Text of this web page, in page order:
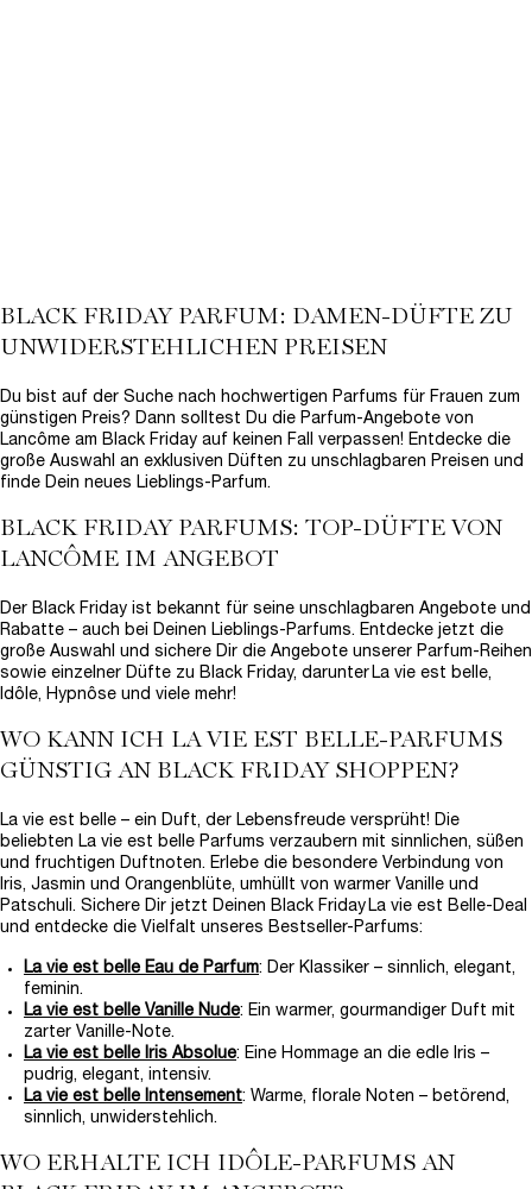
BLACK FRIDAY PARFUM: DAMEN-DÜFTE ZU
UNWIDERSTEHLICHEN PREISEN
Du bist auf der Suche nach hochwertigen Parfums für Frauen zum
günstigen Preis? Dann solltest Du die Parfum-Angebote von
Lancôme am Black Friday auf keinen Fall verpassen! Entdecke die
große Auswahl an exklusiven Düften zu unschlagbaren Preisen und
finde Dein neues Lieblings-Parfum.
BLACK FRIDAY PARFUMS: TOP-DÜFTE VON
LANCÔME IM ANGEBOT
Der Black Friday ist bekannt für seine unschlagbaren Angebote und
Rabatte – auch bei Deinen Lieblings-Parfums. Entdecke jetzt die
große Auswahl und sichere Dir die Angebote unserer Parfum-Reihen
sowie einzelner Düfte zu Black Friday, darunter La vie est belle,
Idôle, Hypnôse und viele mehr!
WO KANN ICH LA VIE EST BELLE-PARFUMS
GÜNSTIG AN BLACK FRIDAY SHOPPEN?
La vie est belle – ein Duft, der Lebensfreude versprüht! Die
beliebten La vie est belle Parfums verzaubern mit sinnlichen, süßen
und fruchtigen Duftnoten. Erlebe die besondere Verbindung von
Iris, Jasmin und Orangenblüte, umhüllt von warmer Vanille und
Patschuli. Sichere Dir jetzt Deinen Black Friday La vie est Belle-Deal
und entdecke die Vielfalt unseres Bestseller-Parfums:
La vie est belle Eau de Parfum: Der Klassiker – sinnlich, elegant,
feminin.
La vie est belle Vanille Nude: Ein warmer, gourmandiger Duft mit
zarter Vanille-Note.
La vie est belle Iris Absolue: Eine Hommage an die edle Iris –
pudrig, elegant, intensiv.
La vie est belle Intensement: Warme, florale Noten – betörend,
sinnlich, unwiderstehlich.
WO ERHALTE ICH IDÔLE-PARFUMS AN